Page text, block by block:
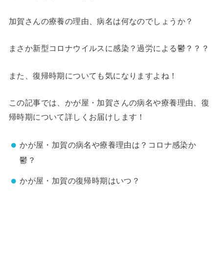
加賀さんの療養の理由、病名は何なのでしょうか？
まさか新型コロナウイルスに感染？過労による鬱？？？
また、復帰時期についても気になりますよね！
この記事では、かが屋・加賀さんの病名や療養理由、復
帰時期について詳しくお届けします！
かが屋・加賀の病名や療養理由は？コロナ感染か
鬱？
かが屋・加賀の復帰時期はいつ？